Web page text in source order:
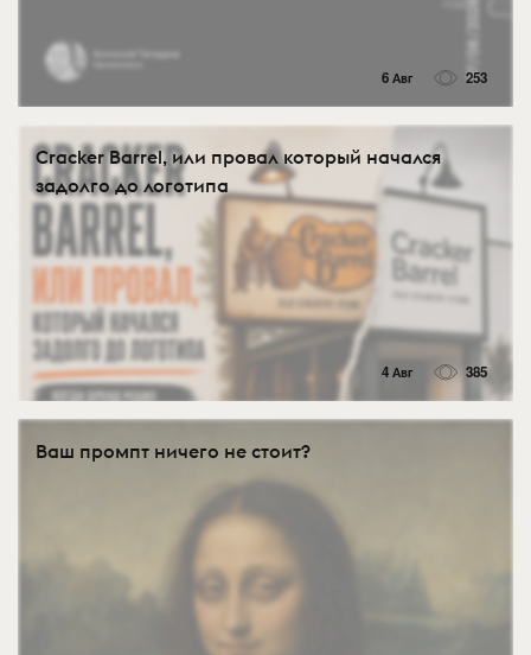
6 Авг 253
Cracker Barrel, или провал который начался
задолго до логотипа
4 Авг 385
Ваш промпт ничего не стоит?